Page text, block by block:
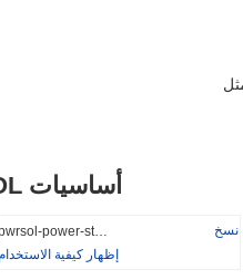
#1111
Power Staked SOL أساسيات
نسخ
إظهار كيفية الاستخدام